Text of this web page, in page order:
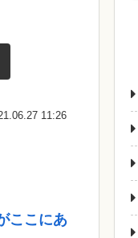
11:26
ここにあ